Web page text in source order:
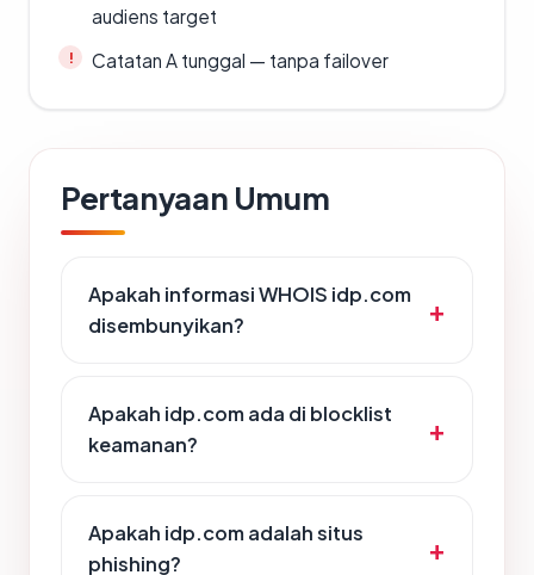
audiens target
Catatan A tunggal — tanpa failover
Pertanyaan Umum
Apakah informasi WHOIS idp.com
disembunyikan?
Apakah idp.com ada di blocklist
keamanan?
Apakah idp.com adalah situs
phishing?